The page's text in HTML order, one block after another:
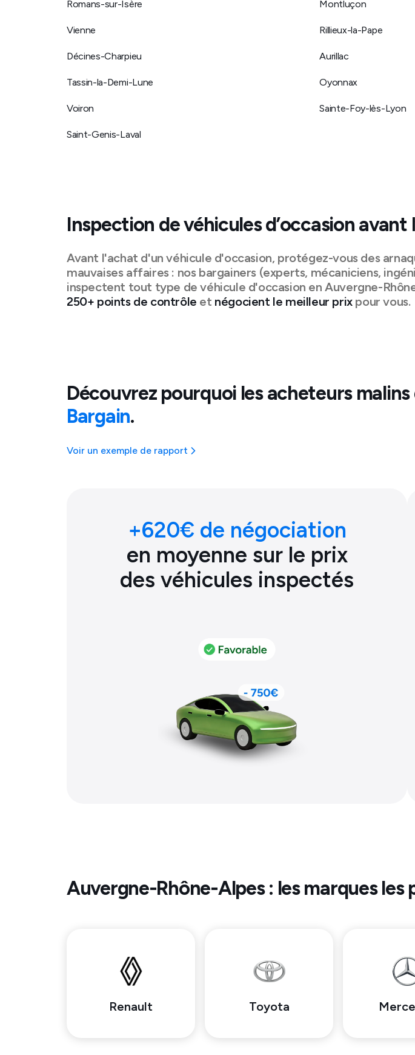
Romans-sur-Isère Montluçon
Vienne Rillieux-la-Pape
Décines-Charpieu Aurillac
Tassin-la-Demi-Lune Oyonnax
Voiron Sainte-Foy-lès-Lyon
Saint-Genis-Laval
Inspection de véhicules d’occasion avant
Avant l'achat d'un véhicule d'occasion, protégez-vous des
mauvaises affaires : nos bargainers (experts, mécaniciens,
inspectent tout type de véhicule d'occasion en Auvergne-
250+ points de contrôle et négocient le meilleur prixpour vous.
Découvrez pourquoi les acheteurs malins
Bargain.
Voir un exemple de rapport
+620€ de négociation
en moyenne sur le prix
des véhicules inspectés
Auvergne-Rhône-Alpes: les marques les
Renault Toyota